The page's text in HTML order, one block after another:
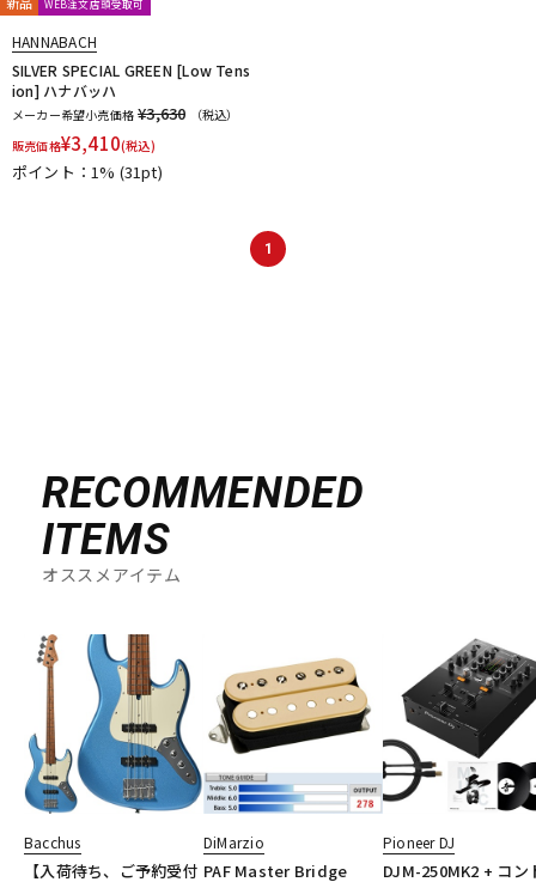
WEB注文店頭受取可
HANNABACH
SILVER SPECIAL GREEN [Low Tens
ion] ハナバッハ
メーカー希望小売価格 ¥3,630
（税込）
販売価格¥3,410(税込)
ポイント：1% (31pt)
1
RECOMMENDED
ITEMS
オススメアイテム
Bacchus
【入荷待ち、ご予約受付
DiMarzio
PAF Master Bridge
Pioneer DJ
DJM-250MK2 + コン